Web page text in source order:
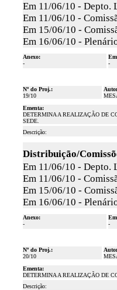
Em 11/06/10 - Depto.
Em 11/06/10 -
Em 15/06/10 -
Em 16/06/10 -
Anexo:
-
-
Nº do Proj.:
19/10
Ementa:
DETERMINA A REALIZAÇÃO DE
SEDE.
Descrição:
Distribuição/
Em 11/06/10 - Depto.
Em 11/06/10 -
Em 15/06/10 -
Em 16/06/10 -
Anexo:
-
-
Nº do Proj.:
20/10
Ementa:
DETERMINA A REALIZAÇÃO DE
Descrição: